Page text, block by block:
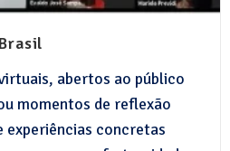
abertos ao público
momentos de reflexão
experiências concretas